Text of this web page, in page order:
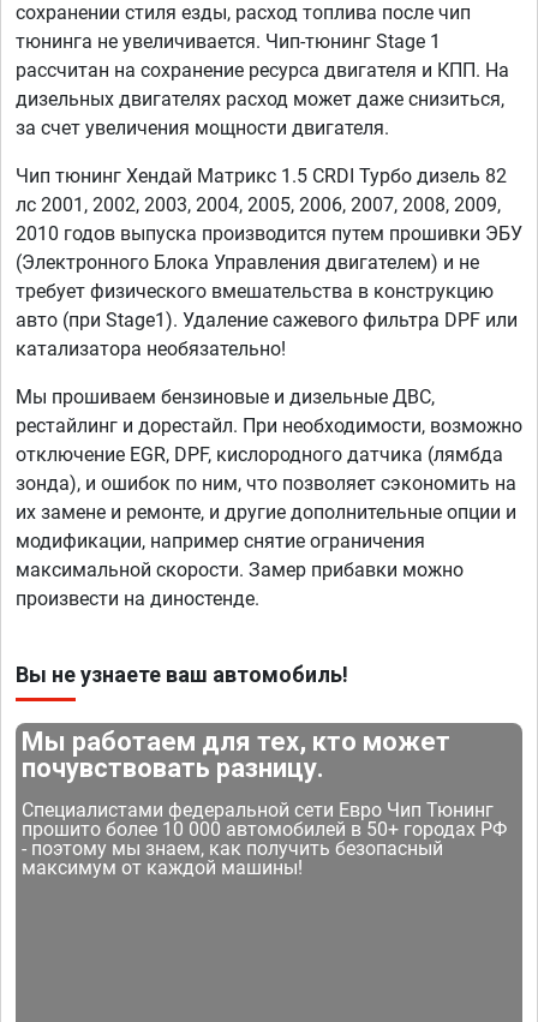
сохранении стиля езды, расход топлива после чип
тюнинга не увеличивается. Чип-тюнинг Stage 1
рассчитан на сохранение ресурса двигателя и КПП. На
дизельных двигателях расход может даже снизиться,
за счет увеличения мощности двигателя.
Чип тюнинг Хендай Матрикс 1.5 CRDI Турбо дизель 82
лс 2001, 2002, 2003, 2004, 2005, 2006, 2007, 2008, 2009,
2010 годов выпуска производится путем прошивки ЭБУ
(Электронного Блока Управления двигателем) и не
требует физического вмешательства в конструкцию
авто (при Stage1). Удаление сажевого фильтра DPF или
катализатора необязательно!
Мы прошиваем бензиновые и дизельные ДВС,
рестайлинг и дорестайл. При необходимости, возможно
отключение EGR, DPF, кислородного датчика (лямбда
зонда), и ошибок по ним, что позволяет сэкономить на
их замене и ремонте, и другие дополнительные опции и
модификации, например снятие ограничения
максимальной скорости. Замер прибавки можно
произвести на диностенде.
Вы не узнаете ваш автомобиль!
Мы работаем для тех, кто может
почувствовать разницу.
Специалистами федеральной сети Евро Чип Тюнинг
прошито более 10 000 автомобилей в 50+ городах РФ
- поэтому мы знаем, как получить безопасный
максимум от каждой машины!